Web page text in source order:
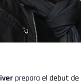
prepara el debut de